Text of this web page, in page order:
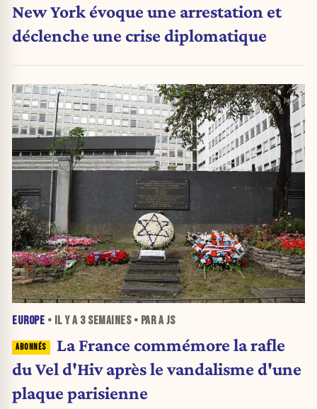
New York évoque une arrestation et
déclenche une crise diplomatique
EUROPE • IL Y A 3 SEMAINES• PAR A JS
La France commémore la rafle
du Vel d'Hiv après le vandalisme d'une
plaque parisienne